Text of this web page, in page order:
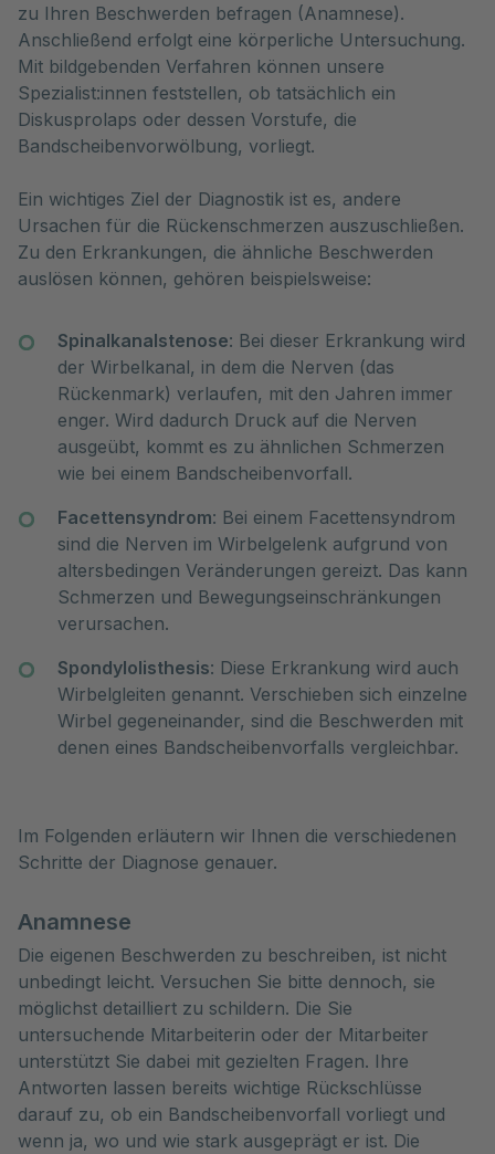
zu Ihren Beschwerden befragen (Anamnese).
Anschließend erfolgt eine körperliche Untersuchung.
Mit bildgebenden Verfahren können unsere
Spezialist:innen feststellen, ob tatsächlich ein
Diskusprolaps oder dessen Vorstufe, die
Bandscheibenvorwölbung, vorliegt.
Ein wichtiges Ziel der Diagnostik ist es, andere
Ursachen für die Rückenschmerzen auszuschließen.
Zu den Erkrankungen, die ähnliche Beschwerden
auslösen können, gehören beispielsweise:
Spinalkanalstenose: Bei dieser Erkrankung wird
der Wirbelkanal, in dem die Nerven (das
Rückenmark) verlaufen, mit den Jahren immer
enger. Wird dadurch Druck auf die Nerven
ausgeübt, kommt es zu ähnlichen Schmerzen
wie bei einem Bandscheibenvorfall.
Facettensyndrom: Bei einem Facettensyndrom
sind die Nerven im Wirbelgelenk aufgrund von
altersbedingen Veränderungen gereizt. Das kann
Schmerzen und Bewegungseinschränkungen
verursachen.
Spondylolisthesis: Diese Erkrankung wird auch
Wirbelgleiten genannt. Verschieben sich einzelne
Wirbel gegeneinander, sind die Beschwerden mit
denen eines Bandscheibenvorfalls vergleichbar.
Im Folgenden erläutern wir Ihnen die verschiedenen
Schritte der Diagnose genauer.
Anamnese
Die eigenen Beschwerden zu beschreiben, ist nicht
unbedingt leicht. Versuchen Sie bitte dennoch, sie
möglichst detailliert zu schildern. Die Sie
untersuchende Mitarbeiterin oder der Mitarbeiter
unterstützt Sie dabei mit gezielten Fragen. Ihre
Antworten lassen bereits wichtige Rückschlüsse
darauf zu, ob ein Bandscheibenvorfall vorliegt und
wenn ja, wo und wie stark ausgeprägt er ist. Die